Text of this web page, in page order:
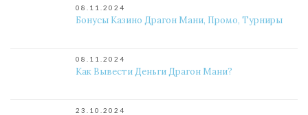
08.11.2024
Бонусы Казино Драгон Мани, Промо, Турниры
08.11.2024
Как Вывести Деньги Драгон Мани?
23.10.2024